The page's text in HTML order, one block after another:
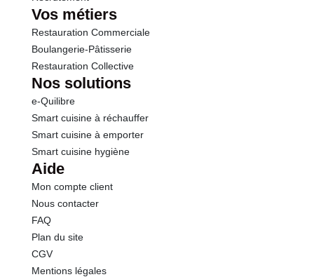
Vos métiers
Restauration Commerciale
Boulangerie-Pâtisserie
Restauration Collective
Nos solutions
e-Quilibre
Smart cuisine à réchauffer
Smart cuisine à emporter
Smart cuisine hygiène
Aide
Mon compte client
Nous contacter
FAQ
Plan du site
CGV
Mentions légales